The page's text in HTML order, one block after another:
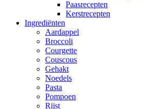
Paasrecepten
Kerstrecepten
Ingrediënten
Aardappel
Broccoli
Courgette
Couscous
Gehakt
Noedels
Pasta
Pompoen
Rijst